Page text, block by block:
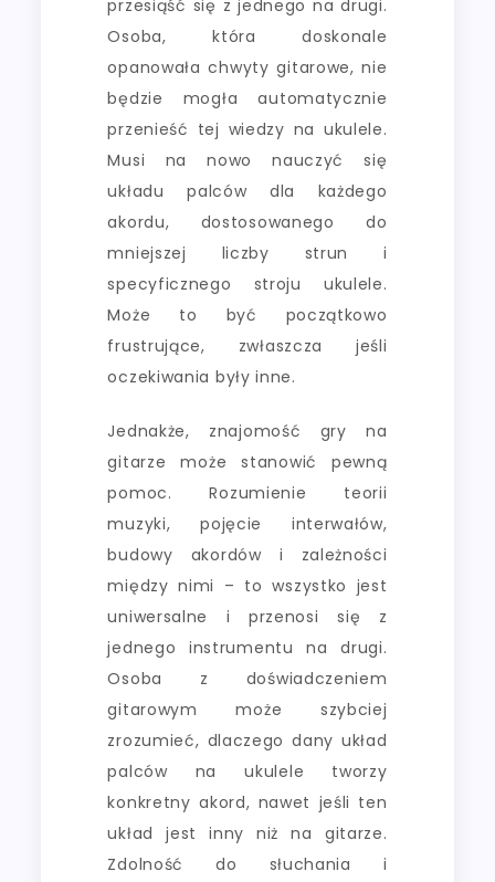
przesiąść się z jednego na drugi.
Osoba, która doskonale
opanowała chwyty gitarowe, nie
będzie mogła automatycznie
przenieść tej wiedzy na ukulele.
Musi na nowo nauczyć się
układu palców dla każdego
akordu, dostosowanego do
mniejszej liczby strun i
specyficznego stroju ukulele.
Może to być początkowo
frustrujące, zwłaszcza jeśli
oczekiwania były inne.
Jednakże, znajomość gry na
gitarze może stanowić pewną
pomoc. Rozumienie teorii
muzyki, pojęcie interwałów,
budowy akordów i zależności
między nimi – to wszystko jest
uniwersalne i przenosi się z
jednego instrumentu na drugi.
Osoba z doświadczeniem
gitarowym może szybciej
zrozumieć, dlaczego dany układ
palców na ukulele tworzy
konkretny akord, nawet jeśli ten
układ jest inny niż na gitarze.
Zdolność do słuchania i